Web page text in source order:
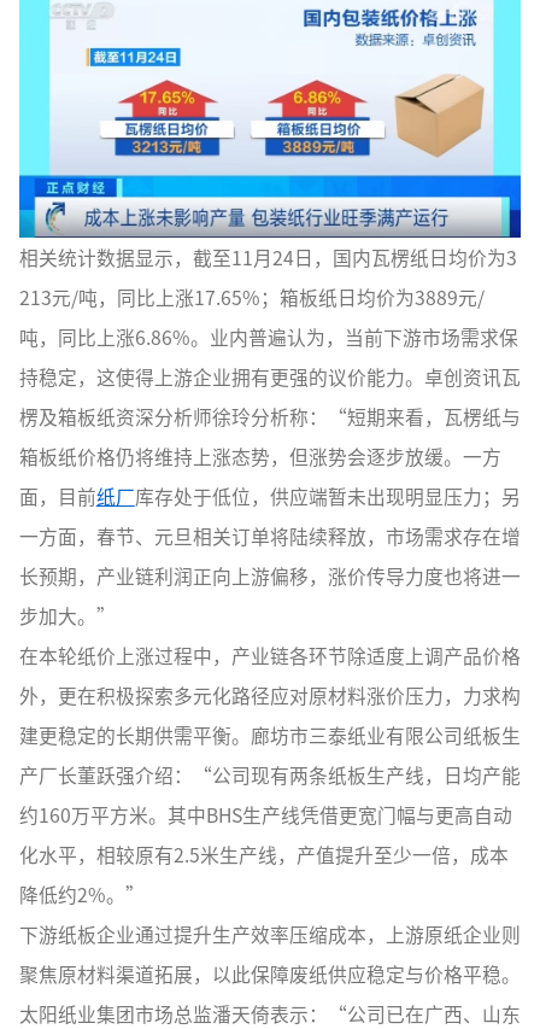
相关统计数据显示，截至11月24日，国内瓦楞纸日均价为3
213元/吨，同比上涨17.65%；箱板纸日均价为3889元/
吨，同比上涨6.86%。业内普遍认为，当前下游市场需求保
持稳定，这使得上游企业拥有更强的议价能力。卓创资讯瓦
楞及箱板纸资深分析师徐玲分析称：“短期来看，瓦楞纸与
箱板纸价格仍将维持上涨态势，但涨势会逐步放缓。一方
面，目前纸厂库存处于低位，供应端暂未出现明显压力；另
一方面，春节、元旦相关订单将陆续释放，市场需求存在增
长预期，产业链利润正向上游偏移，涨价传导力度也将进一
步加大。”
在本轮纸价上涨过程中，产业链各环节除适度上调产品价格
外，更在积极探索多元化路径应对原材料涨价压力，力求构
建更稳定的长期供需平衡。廊坊市三泰纸业有限公司纸板生
产厂长董跃强介绍：“公司现有两条纸板生产线，日均产能
约160万平方米。其中BHS生产线凭借更宽门幅与更高自动
化水平，相较原有2.5米生产线，产值提升至少一倍，成本
降低约2%。”
下游纸板企业通过提升生产效率压缩成本，上游原纸企业则
聚焦原材料渠道拓展，以此保障废纸供应稳定与价格平稳。
太阳纸业集团市场总监潘天倚表示：“公司已在广西、山东